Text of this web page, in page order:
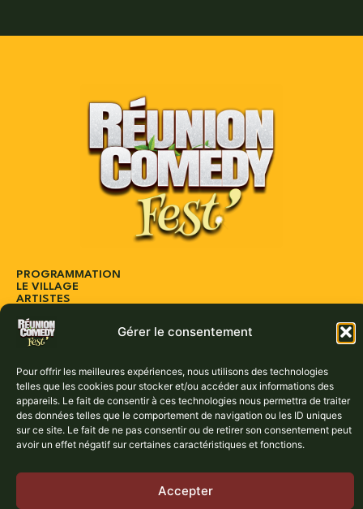
Gérer le consentement
Pour offrir les meilleures expériences, nous utilisons des technologies
telles que les cookies pour stocker et/ou accéder aux informations des
appareils. Le fait de consentir à ces technologies nous permettra de traiter
des données telles que le comportement de navigation ou les ID uniques
sur ce site. Le fait de ne pas consentir ou de retirer son consentement peut
avoir un effet négatif sur certaines caractéristiques et fonctions.
Accepter
PROGRAMMATION
LE VILLAGE
ARTISTES
PARTENAIRES
CONTACT
Réservez vos places dès maintenant :
BILLETTERIE